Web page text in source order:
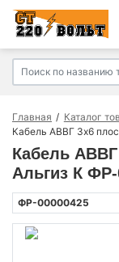
Главная Каталог
Кабель АВВГ 3х6
Кабель
Альгиз К ФР-
ФР-00000425